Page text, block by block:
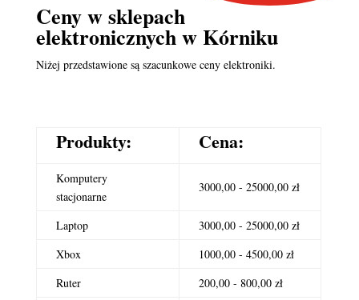
Ceny wsklepach
elektronicznychw Kórniku
Niżej przedstawione są szacunkowe ceny elektroniki.
Produkty: Cena:
Komputery
stacjonarne
3000,00 - 25000,00 zł
Laptop
3000,00 - 25000,00 zł
Xbox
1000,00 - 4500,00 zł
Ruter
200,00 - 800,00 zł